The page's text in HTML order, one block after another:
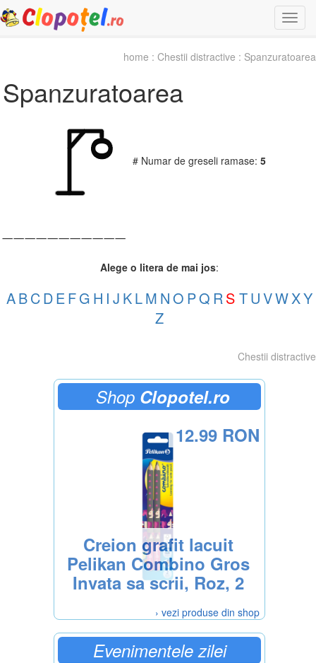
home : Chestii distractive : Spanzuratoarea
Spanzuratoarea
# Numar de greseli ramase: 5
Alege o litera de mai jos:
ABCDEFG H I J KLM NO PQ RS TUVWXY
Z
Chestii distractive
Shop Clopotel.ro
Creion grafit lacuit
Pelikan Combino Gros
Invata sa scrii, Roz, 2
12.99 RON
› vezi produse din shop
Evenimentele zilei